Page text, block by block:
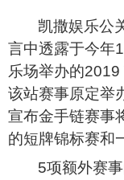
凯撒娱乐公
言中透露于今年
乐场举办的2019
该站赛事原定举
宣布金手链赛事
的短牌锦标赛和
5项额外赛